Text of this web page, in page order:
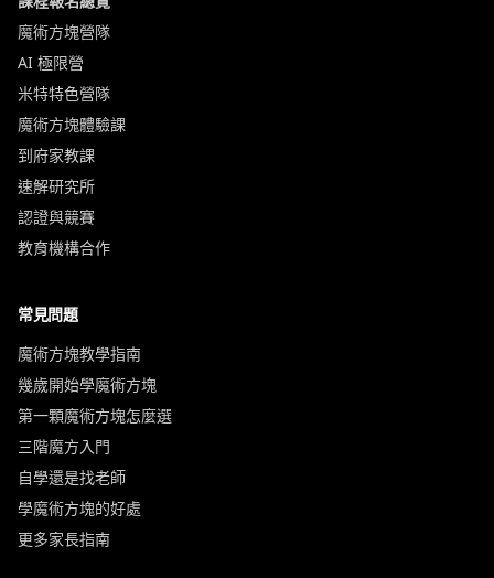
魔術方塊營隊
AI 極限營
米特特色營隊
魔術方塊體驗課
到府家教課
速解研究所
認證與競賽
教育機構合作
常見問題
魔術方塊教學指南
幾歲開始學魔術方塊
第一顆魔術方塊怎麼選
三階魔方入門
自學還是找老師
學魔術方塊的好處
更多家長指南